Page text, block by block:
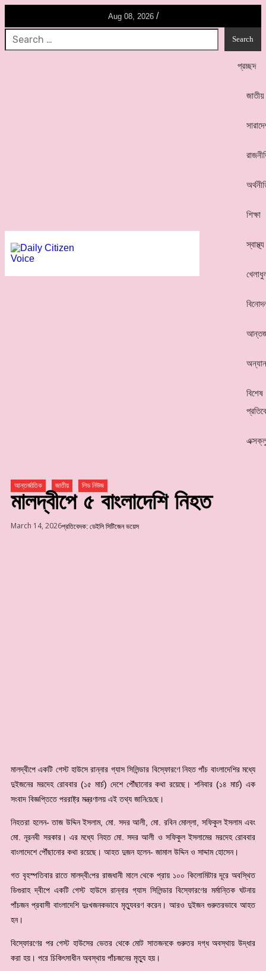
Aug 08, 2026 /
প্রচ্ছদ
জাতীয়
শিক্ষা
স্বাস্থ্য
বিশেষ
আন্তর্জাতিক জাতীয় লিড নিউজ
মালদ্বীপে ৫ বাংলাদেশি নিহত
March 14, 2026প্রতিবেদক: ডেইলি সিটিজেন ভয়েস
মালদ্বীপে একটি গেস্ট হাউসে রান্নার গ্যাস সিলিন্ডার বিস্ফোরণে নিহত পাঁচ বাংলাদেশির মধ্যে
দুইজনের মরদেহ রোববার (১৫ মার্চ) দেশে পৌঁছানোর কথা রয়েছে। শ‌নিবার (১৪ মার্চ) এক
সংবাদ বিজ্ঞ‌প্তিতে পররাষ্ট্র মন্ত্রণালয় এই তথ্য জা‌নি‌য়ে‌ছে।
নিহতরা হলেন- তাজ উদ্দিন ইসলাম, মো. সদর আলী, মো. রবিন মোল্লা, সফিকুল ইসলাম এবং
মো. নূরনবী সরকার। এর মধ্যে নিহত মো. সদর আলী ও সফিকুল ইসলামের মরদেহ রোববার
বাংলাদেশে পৌঁছানোর কথা রয়েছে। আহত দুজন হলেন- জামাল উদ্দিন ও সাদ্দাম হোসেন।
গত বৃহস্প‌তিবার রাতে মালদ্বী‌পের রাজধানী মালে থেকে প্রায় ১০০ কিলোমিটার দূরে অবস্থিত
ডিগুরাহ দ্বীপে একটি গেস্ট হাউসে রান্নার গ্যাস সিলিন্ডার বিস্ফোরণের মর্মান্তিক ঘটনায়
পাঁচজন প্রবাসী বাংলাদেশি দুঃখজনকভাবে মৃত্যুবরণ করেন। আরও দুইজন গুরুতরভাবে আহত
হন।
বিস্ফোরণের পর গেস্ট হাউসের ভেতর থেকে মোট সাতজনকে গুরুতর দগ্ধ অবস্থায় উদ্ধার
করা হয়। পরে চিকিৎসাধীন অবস্থায় পাঁচজনের মৃত্যু হয়।